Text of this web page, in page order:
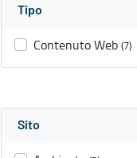
Tipo
Contenuto Web (7)
Sito